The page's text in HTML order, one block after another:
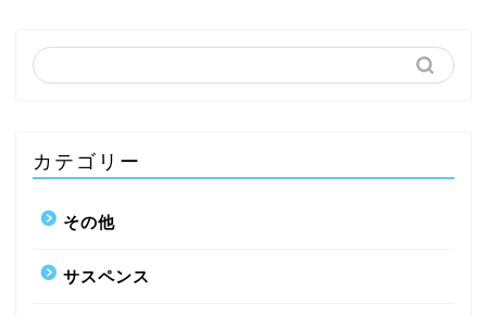
カテゴリー
その他
サスペンス